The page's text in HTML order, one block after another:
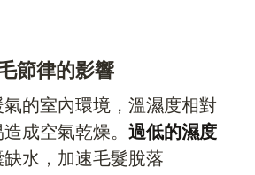
節律的影響
的室內環境，溫濕度相對
成空氣乾燥。 過低的濕度
水，加速毛髮脫落